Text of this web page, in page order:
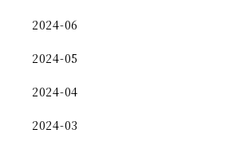
2024-06
2024-05
2024-04
2024-03